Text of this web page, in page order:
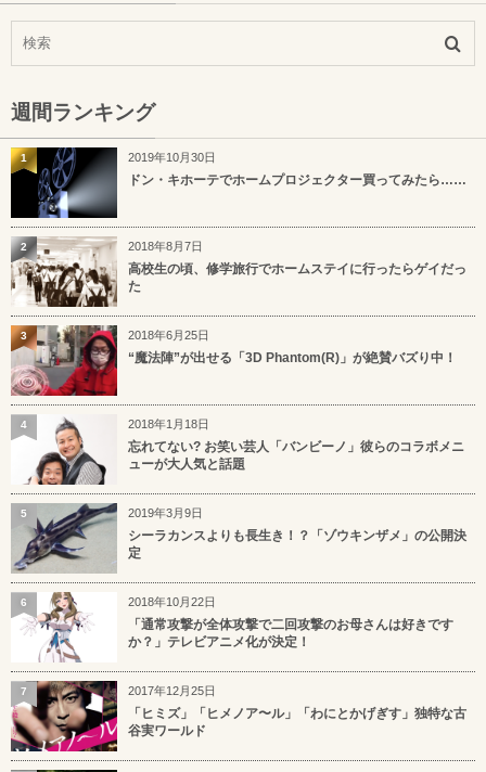
週間ランキング
2019年10月30日
ドン・キホーテでホームプロジェクター買ってみたら……
1
2018年8月7日
高校生の頃、修学旅行でホームステイに行ったらゲイだっ
た
2
2018年6月25日
“魔法陣”が出せる「3D Phantom(R)」が絶賛バズり中！
3
2018年1月18日
忘れてない? お笑い芸人「バンビーノ」彼らのコラボメニ
ューが大人気と話題
4
2019年3月9日
シーラカンスよりも長生き！？「ゾウキンザメ」の公開決
定
5
2018年10月22日
「通常攻撃が全体攻撃で二回攻撃のお母さんは好きです
か？」テレビアニメ化が決定！
6
2017年12月25日
「ヒミズ」「ヒメノア〜ル」「わにとかげぎす」独特な古
谷実ワールド
7